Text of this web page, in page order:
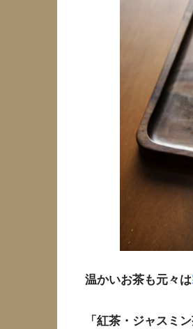
温かいお茶も元々は
「紅茶・ジャスミ